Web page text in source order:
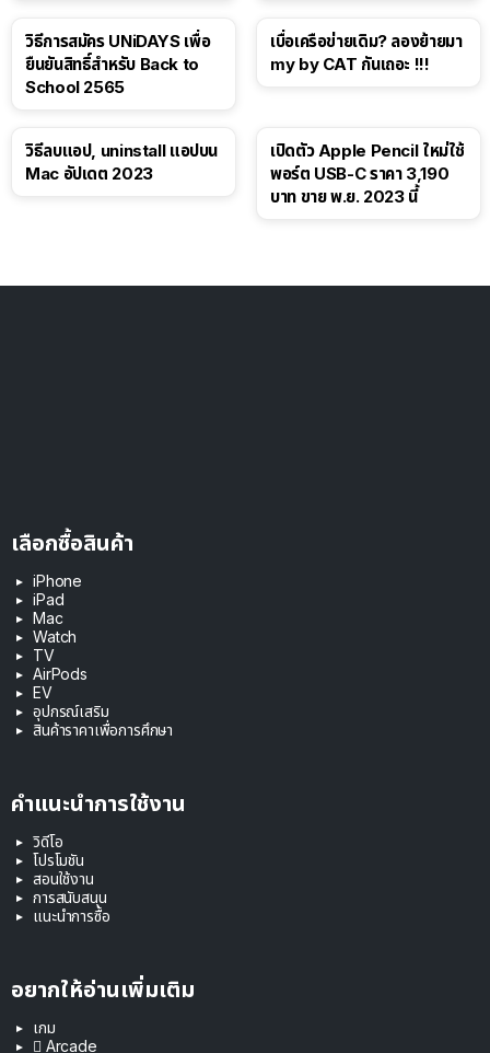
วิธีการสมัคร UNiDAYS เพื่อ
ยืนยันสิทธิ์สำหรับ Back to
School 2565
เบื่อเครือข่ายเดิม? ลองย้ายมา
my by CAT กันเถอะ !!!
วิธีลบแอป, uninstall แอปบน
Mac อัปเดต 2023
เปิดตัว Apple Pencil ใหม่ใช้
พอร์ต USB-C ราคา 3,190
บาท ขาย พ.ย. 2023 นี้
เลือกซื้อสินค้า
iPhone
iPad
Mac
Watch
TV
AirPods
EV
อุปกรณ์เสริม
สินค้าราคาเพื่อการศึกษา
คำแนะนำการใช้งาน
วิดีโอ
โปรโมชัน
สอนใช้งาน
การสนับสนุน
แนะนำการซื้อ
อยากให้อ่านเพิ่มเติม
เกม
 Arcade